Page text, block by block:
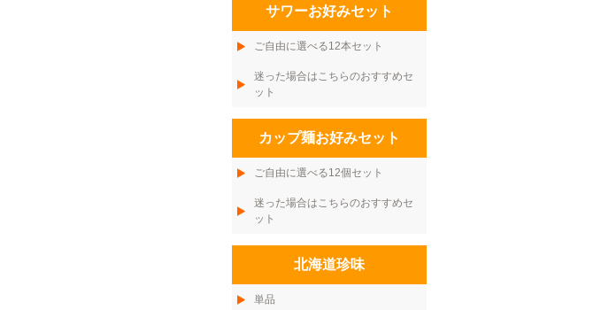
サワーお好みセット
ご自由に選べる12本セット
迷った場合はこちらのおすすめセ
ット
カップ麺お好みセット
ご自由に選べる12個セット
迷った場合はこちらのおすすめセ
ット
北海道珍味
単品